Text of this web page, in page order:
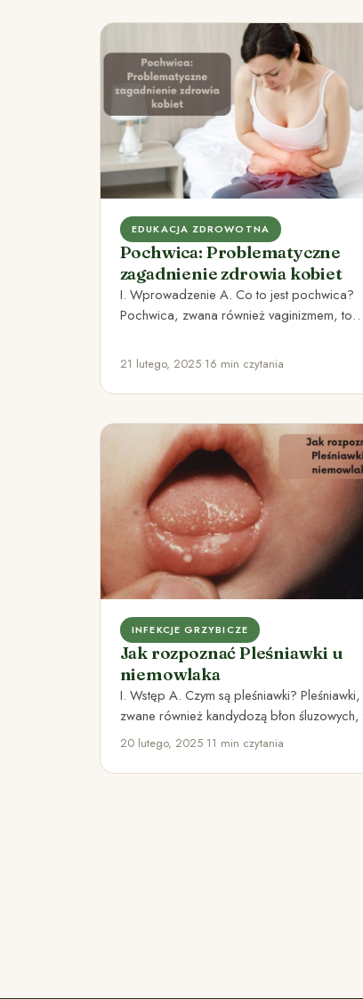
EDUKACJA ZDROWOTNA
Pochwica: Problematyczne
zagadnienie zdrowia kobiet
I. Wprowadzenie A. Co to jest pochwica?
Pochwica, zwana również vaginizmem, to
niekontrolowanym skurczu…
21 lutego, 2025•16 min czytania
INFEKCJE GRZYBICZE
Jak rozpoznać Pleśniawki u
niemowlaka
I. Wstęp A. Czym są pleśniawki? Pleśniawki,
zwane również kandydozą błon śluzowych,
infekcja grzybicza wywołana przez
20 lutego, 2025•11 min czytania